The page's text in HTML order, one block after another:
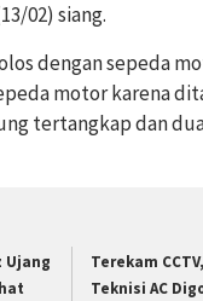
02) siang.
dengan sepeda
motor karena
tertangkap dan
Ujang
Terekam
Teknisi AC